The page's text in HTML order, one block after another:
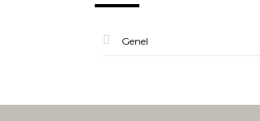
Genel